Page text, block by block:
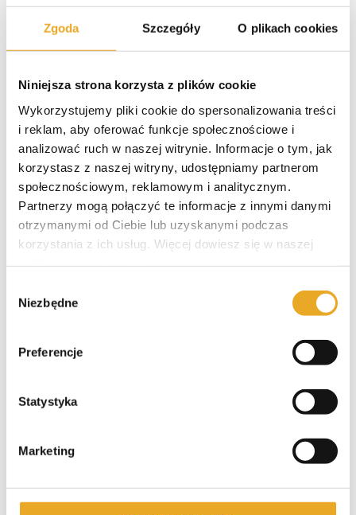
Zgoda Szczegóły O plikach cookies
Niniejsza strona korzysta z plików cookie
Wykorzystujemy pliki cookie do spersonalizowania treści
i reklam, aby oferować funkcje społecznościowe i
analizować ruch w naszej witrynie. Informacje o tym, jak
korzystasz z naszej witryny, udostępniamy partnerom
społecznościowym, reklamowym i analitycznym.
Partnerzy mogą połączyć te informacje z innymi danymi
otrzymanymi od Ciebie lub uzyskanymi podczas
korzystania z ich usług. Więcej dowiesz się w naszej
zgody
Niezbędne
Preferencje
Statystyka
Marketing
Polecane kredyty
Smartney – opinie i recenzja
Santander kredyt gotówkowy
VeloBank kredyt gotówkowy